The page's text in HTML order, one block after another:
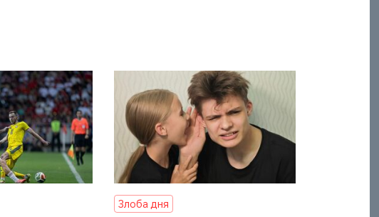
Злоба дня